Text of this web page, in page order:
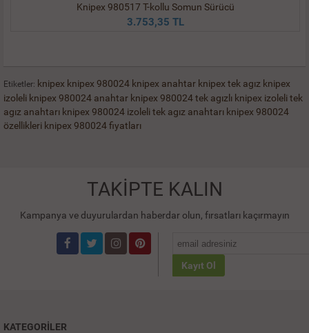
Knipex 980517 T-kollu Somun Sürücü
3.753,35 TL
Etiketler: knipex knipex 980024 knipex anahtar knipex tek agız knipex
izoleli knipex 980024 anahtar knipex 980024 tek agızlı knipex izoleli tek
agız anahtarı knipex 980024 izoleli tek agız anahtarı knipex 980024
özellikleri knipex 980024 fiyatları
TAKİPTE KALIN
Kampanya ve duyurulardan haberdar olun, fırsatları kaçırmayın
Kayıt Ol
KATEGORILER